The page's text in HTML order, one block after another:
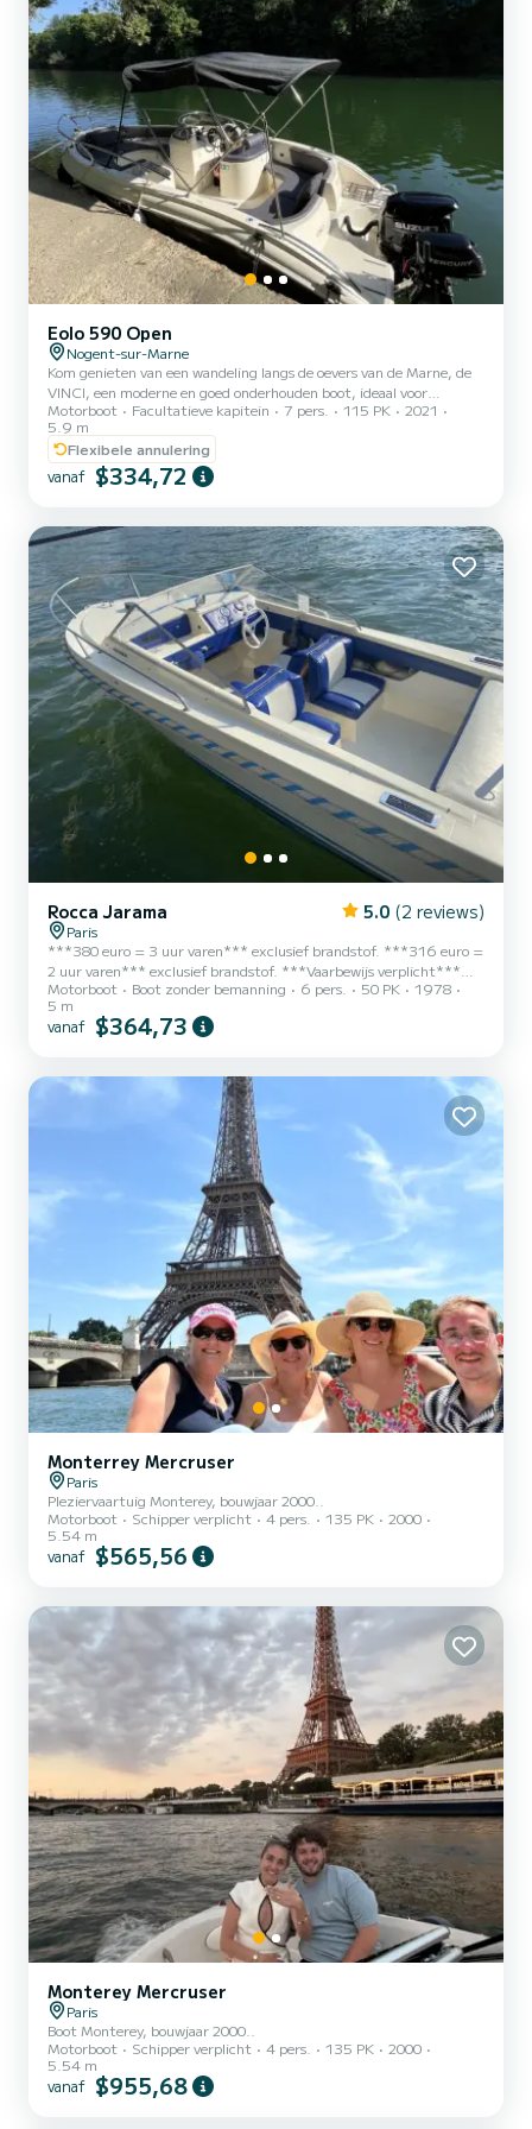
Eolo 590 Open
Nogent-sur-Marne
Kom genieten van een wandeling langs de oevers van de Marne, de
VINCI, een moderne en goed onderhouden boot, ideaal voor
maximaal 7 personen, romantisch, met vrienden of familie. Grote
ruimte aan boord, comfort en veiligheid gegarandeerd, met een
tafel om te lunchen. Boek nu voor een onvergetelijke ervaring!
Verhuur voor een hele dag of een halve dag met vaarbewijs. Co-
navigatie mogelijk op verzoek. Zeldzaam "brandstof inbegrepen".
Motorboot Facultatieve kapitein 7 pers. 115 PK
2021
5.9 m
Flexibele annulering
vanaf $334,72
Rocca Jarama 5.0 (2 reviews)
Paris
***380 euro = 3 uur varen*** exclusief brandstof. ***316 euro =
2 uur varen*** exclusief brandstof. ***Vaarbewijs verplicht***
***Brandstof 15 euro per uur extra te betalen in contanten***
Aangemeerd aan onze woonboot in Parijs Bercy, op 5 minuten van
het Île de la Cité en bereikbaar met de metro - stations Quai de la
gerestaureerd en uitgerust met een nieuwe 50 pk motor...
Motorboot Boot zonder bemanning 6 pers. 50 PK
1978
5 m
vanaf $364,73
Monterrey Mercruser
Paris
Pleziervaartuig Monterey, bouwjaar 2000..
Motorboot
Schipper verplicht 4 pers. 135 PK
2000
5.54 m
vanaf $565,56
Monterey Mercruser
Paris
Boot Monterey, bouwjaar 2000..
Motorboot
Schipper verplicht 4 pers. 135 PK
2000
5.54 m
vanaf $955,68